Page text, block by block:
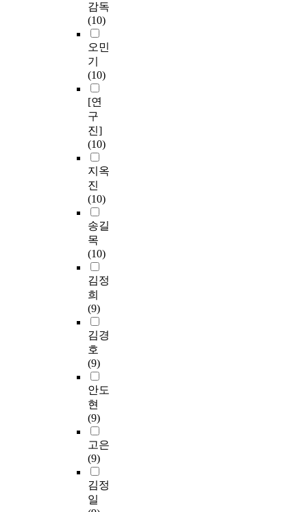
감독
(10)
오민
기
(10)
[연
구
진]
(10)
지옥
진
(10)
송길
목
(10)
김정
희
(9)
김경
호
(9)
안도
현
(9)
고은
(9)
김정
일